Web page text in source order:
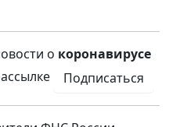
о коронавирусе
Подписаться